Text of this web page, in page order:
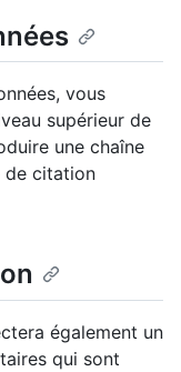
vous
supérieur de
une chaîne
de citation
également un
qui sont